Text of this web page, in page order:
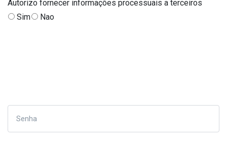
Autorizo fornecer informações processuais a terceiros
Sim
Nao